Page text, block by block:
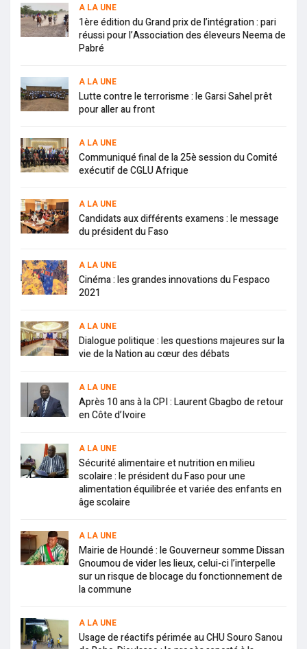
A LA UNE
1ère édition du Grand prix de l’intégration : pari
réussi pour l’Association des éleveurs Neema de
Pabré
A LA UNE
Lutte contre le terrorisme : le Garsi Sahel prêt
pour aller au front
A LA UNE
Communiqué final de la 25è session du Comité
exécutif de CGLU Afrique
A LA UNE
Candidats aux différents examens : le message
du président du Faso
A LA UNE
Cinéma : les grandes innovations du Fespaco
2021
A LA UNE
Dialogue politique : les questions majeures sur la
vie de la Nation au cœur des débats
A LA UNE
Après 10 ans à la CPI : Laurent Gbagbo de retour
en Côte d’Ivoire
A LA UNE
Sécurité alimentaire et nutrition en milieu
scolaire : le président du Faso pour une
alimentation équilibrée et variée des enfants en
âge scolaire
A LA UNE
Mairie de Houndé : le Gouverneur somme Dissan
Gnoumou de vider les lieux, celui-ci l’interpelle
sur un risque de blocage du fonctionnement de
la commune
A LA UNE
Usage de réactifs périmée au CHU Souro Sanou